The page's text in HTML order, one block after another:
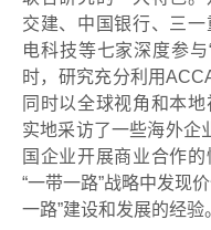
交建、中国银行、三
电科技等七家深度参与
时，研究充分利用
同时以全球视角和本
实地采访了一些海外企
国企业开展商业合作
“一带一路”战略中发现
一路”建设和发展的经验